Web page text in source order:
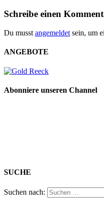
Schreibe einen
Du musst angemeldet sein, um
ANGEBOTE
Abonniere unseren Channel
SUCHE
Suchen nach: